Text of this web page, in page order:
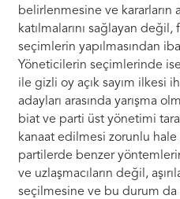
belirlenmesine ve kararların
katılmalarını sağlayan
seçimlerin yapılmasından
Yöneticilerin seçimlerinde
ile gizli oy açık sayım ilkesi
adayları arasında yarışma
biat ve parti üst yönetimi
kanaat edilmesi zorunlu
partilerde benzer yöntemlerin
ve uzlaşmacıların değil,
seçilmesine ve bu durum